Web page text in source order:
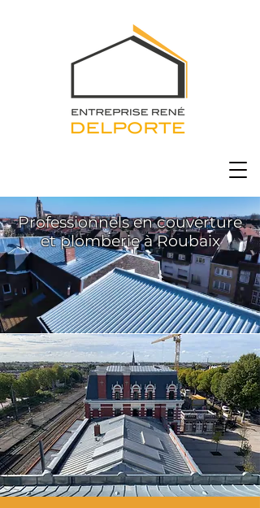
Professionnels en couverture
et plomberie à Roubaix